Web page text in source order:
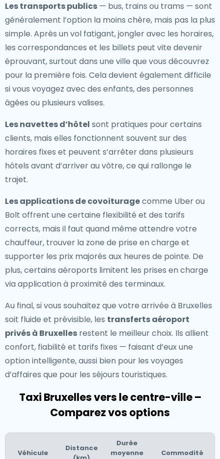
Les transports publics — bus, trains ou trams — sont
généralement l’option la moins chère, mais pas la plus
simple. Après un vol fatigant, jongler avec les horaires,
les correspondances et les billets peut vite devenir
éprouvant, surtout dans une ville que vous découvrez
pour la première fois. Cela devient également difficile
si vous voyagez avec des enfants, des personnes
âgées ou plusieurs valises.
Les navettes d’hôtel sont pratiques pour certains
clients, mais elles fonctionnent souvent sur des
horaires fixes et peuvent s’arrêter dans plusieurs
hôtels avant d’arriver au vôtre, ce qui rallonge le
trajet.
Les applications de covoituragecomme Uber ou
Bolt offrent une certaine flexibilité et des tarifs
corrects, mais il faut quand même attendre votre
chauffeur, trouver la zone de prise en charge et
supporter les prix majorés aux heures de pointe. De
plus, certains aéroports limitent les prises en charge
via application à proximité des terminaux.
Au final, si vous souhaitez que votre arrivée à Bruxelles
soit fluide et prévisible, les transferts aéroport
privés à Bruxelles restent le meilleur choix. Ils allient
confort, fiabilité et tarifs fixes — faisant d’eux une
option intelligente, aussi bien pour les voyages
d’affaires que pour les séjours touristiques.
Taxi Bruxelles vers le centre-ville –
Comparez vos options
Véhicule
Distance
Durée
moyenne
Commodité